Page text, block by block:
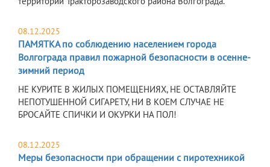
08.12.2025
ПАМЯТКА по соблюдению населением города
Волгограда правил пожарной безопасности в осенне-
зимний период
НЕ КУРИТЕ В ЖИЛЫХ ПОМЕЩЕНИЯХ, НЕ ОСТАВЛЯЙТЕ
НЕПОТУШЕННОЙ СИГАРЕТУ, НИ В КОЕМ СЛУЧАЕ НЕ
БРОСАЙТЕ СПИЧКИ И ОКУРКИ НА ПОЛ!
08.12.2025
Меры безопасности при обращении с пиротехникой